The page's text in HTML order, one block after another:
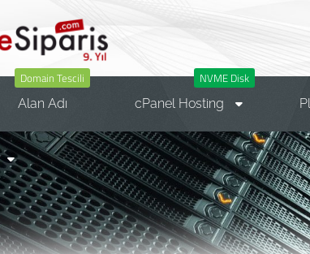
Domain Tescili
Alan Adı
NVME Disk
cPanel Hosting